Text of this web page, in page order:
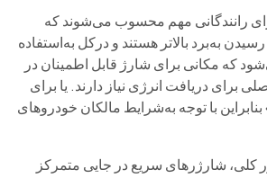
رانندگانی مهم محسوب می‌شوند که
به‌برد بالاتر هستند و درکل به‌استفاده
که مکانی برای شارژ قابل اطمینان در
برای دریافت انرژی نیاز دارند. یا برای
با توجه به‌شرایط مالکان خودروهای
کلی، شارژرهای سریع در جایی متمرکز